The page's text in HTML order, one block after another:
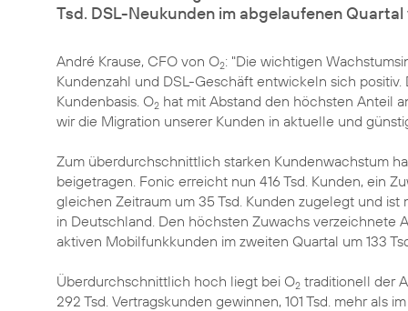
Tsd. DSL-Neukunden im abgelaufenen Quartal
André Krause, CFO von O2: "Die wichtigen
Kundenzahl und DSL-Geschäft entwickeln sich
Kundenbasis. O2 hat mit Abstand den höchsten Anteil
wir die Migration unserer Kunden in aktuelle und
Zum überdurchschnittlich starken Kundenwachstum
beigetragen. Fonic erreicht nun 416 Tsd. Kunden, ein
gleichen Zeitraum um 35 Tsd. Kunden zugelegt und
in Deutschland. Den höchsten Zuwachs verzeichnete
aktiven Mobilfunkkunden im zweiten Quartal um 133
Überdurchschnittlich hoch liegt bei O2 traditionell der
292 Tsd. Vertragskunden gewinnen, 101 Tsd. mehr als